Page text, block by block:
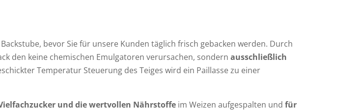
bevor Sie für unsere Kunden täglich frisch gebacken werden. Durch
den keine chemischen Emulgatoren verursachen, sondernausschließlich
Temperatur Steuerung des Teiges wird ein Paillasse zu einer
und die wertvollen Nährstoffe im Weizen aufgespalten undfür